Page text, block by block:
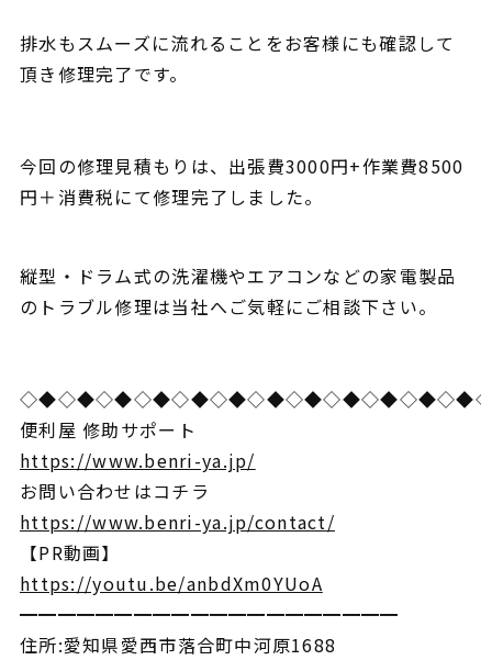
排水もスムーズに流れることをお客様にも確認して
頂き修理完了です。
今回の修理見積もりは、出張費3000円+作業費8500
円＋消費税にて修理完了しました。
縦型・ドラム式の洗濯機やエアコンなどの家電製品
のトラブル修理は当社へご気軽にご相談下さい。
便利屋 修助サポート
https://www.benri-ya.jp/
お問い合わせはコチラ
https://www.benri-ya.jp/contact/
【PR動画】
https://youtu.be/anbdXm0YUoA
━━━━━━━━━━━━━━━━━━━━
住所:愛知県愛西市落合町中河原1688